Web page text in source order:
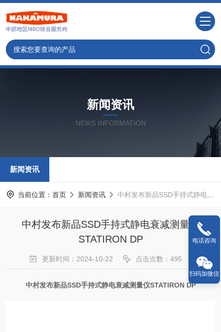
新闻资讯
NEWS INFORMATION
新闻资讯
当前位置： 首页 新闻资讯 中村发布新品SSD手持式静电衰减测量仪STATIRON DP
中村发布新品SSD手持式静电衰减测量仪
STATIRON DP
更新时间：2024-10-22 点击次数：495
中村发布新品SSD手持式静电衰减测量仪STATIRON DP
电话咨询
扫码加微信